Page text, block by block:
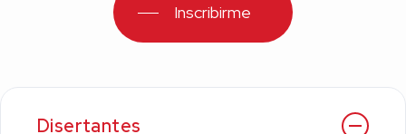
Inscribirme
Disertantes